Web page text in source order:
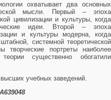
охватывает два основных
мысли. Первый – эпоха
цивилизации и культуры, когда
идеи. Второй – эпоха
и культуры модерна, когда
системной теоретической
творческие портреты наиболее
существенно обогатили
учебных заведений.